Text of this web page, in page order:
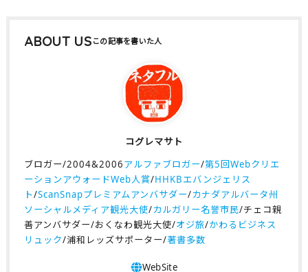
ABOUT US
コグレマサト
ブロガー/2004&2006アルファブロガー/第5回Webクリエ
ーションアウォードWeb人賞/HHKBエバンジェリス
ト/ScanSnapプレミアムアンバサダー/カナダアルバータ州
ソーシャルメディア観光大使/カルガリー名誉市民/チェコ親
善アンバサダー/おくなわ観光大使/オジ旅/かわるビジネス
リュック/浦和レッズサポーター/著書多数